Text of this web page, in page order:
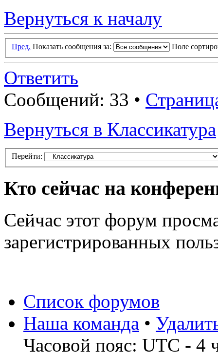
Вернуться к началу
Пред. Показать сообщения за: Поле
Ответить
Сообщений: 33 •
Вернуться в Классикатура
Перейти:
Кто сейчас на
Сейчас этот форум
зарегистрированных
Список форумов
Наша команда •
Часовой пояс: UTC - 4